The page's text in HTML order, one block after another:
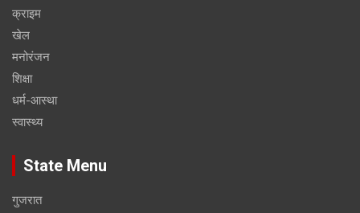
क्राइम
खेल
मनोरंजन
शिक्षा
धर्म-आस्था
स्वास्थ्य
State Menu
गुजरात